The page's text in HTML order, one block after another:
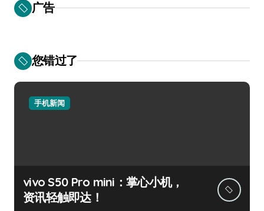
广告
您错过了
手机新闻
vivo S50 Pro mini：掌心小机，
资讯轻触即达！